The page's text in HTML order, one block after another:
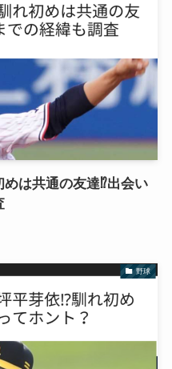
は共通の友達⁉︎出会い
野球